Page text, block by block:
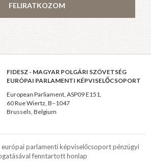
FELIRATKOZOM
FIDESZ - MAGYAR POLGÁRI SZÖVETSÉG
EURÓPAI PARLAMENTI KÉPVISELŐCSOPORT
European Parliament, ASP09 E151,
60 Rue Wiertz, B–1047
Brussels, Belgium
parlamenti képviselőcsoport pénzügyi
fenntartott honlap